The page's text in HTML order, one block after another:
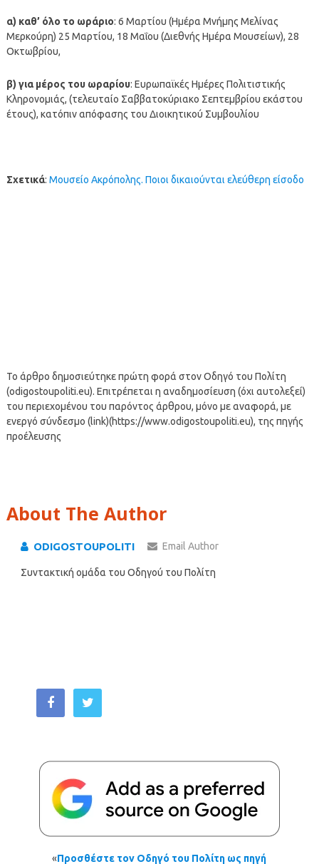
α) καθ’ όλο το ωράριο: 6 Μαρτίου (Ημέρα Μνήμης Μελίνας
Μερκούρη) 25 Μαρτίου, 18 Μαΐου (Διεθνής Ημέρα Μουσείων), 28
Οκτωβρίου,
β) για μέρος του ωραρίου: Ευρωπαϊκές Ημέρες Πολιτιστικής
Κληρονομιάς, (τελευταίο Σαββατοκύριακο Σεπτεμβρίου εκάστου
έτους), κατόπιν απόφασης του Διοικητικού Συμβουλίου
Σχετικά: Μουσείο Ακρόπολης. Ποιοι δικαιούνται ελεύθερη είσοδο
Το άρθρο δημοσιεύτηκε πρώτη φορά στον Οδηγό του Πολίτη
(odigostoupoliti.eu). Επιτρέπεται η αναδημοσίευση (όχι αυτολεξεί)
του περιεχομένου του παρόντος άρθρου, μόνο με αναφορά, με
ενεργό σύνδεσμο (link)(https://www.odigostoupoliti.eu), της πηγής
προέλευσης
About The Author
ODIGOSTOUPOLITI Email Author
Συντακτική ομάδα του Οδηγού του Πολίτη
«Προσθέστε τον Οδηγό του Πολίτη ως πηγή